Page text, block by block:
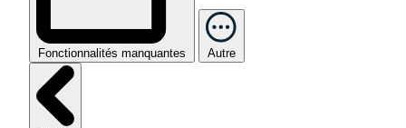
Fonctionnalités manquantes Autre